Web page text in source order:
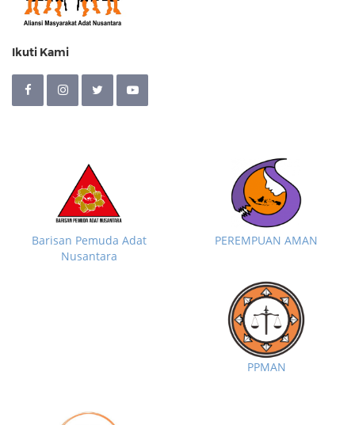
Ikuti Kami
Barisan Pemuda Adat
Nusantara
PEREMPUAN AMAN
PPMAN